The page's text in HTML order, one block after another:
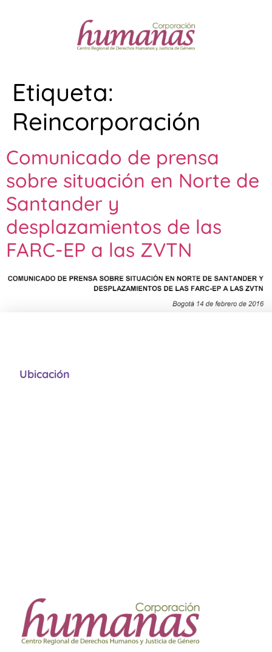
Etiqueta:
Reincorporación
Comunicado de prensa
sobre situación en Norte de
Santander y
desplazamientos de las
FARC-EP a las ZVTN
Ubicación